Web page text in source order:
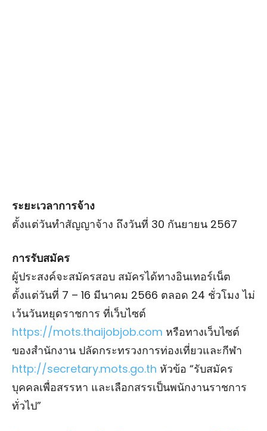
ระยะเวลาการจ้าง
ตั้งแต่วันทำสัญญาจ้าง ถึงวันที่ 30 กันยายน 2567
การรับสมัคร
ผู้ประสงค์จะสมัครสอบ สมัครได้ทางอินเทอร์เน็ต
ตั้งแต่วันที่ 7 – 16 มีนาคม 2566 ตลอด 24 ชั่วโมง ไม่
เว้นวันหยุดราชการ ที่เว็บไซต์
https://mots.thaijobjob.com หรือทางเว็บไซต์
ของสํานักงาน ปลัดกระทรวงการท่องเที่ยวและกีฬา
http://secretary.mots.go.th หัวข้อ “รับสมัคร
บุคคลเพื่อสรรหา และเลือกสรรเป็นพนักงานราชการ
ทั่วไป”